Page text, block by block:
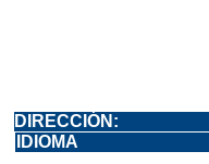
DIRECCIÓN:
IDIOMA